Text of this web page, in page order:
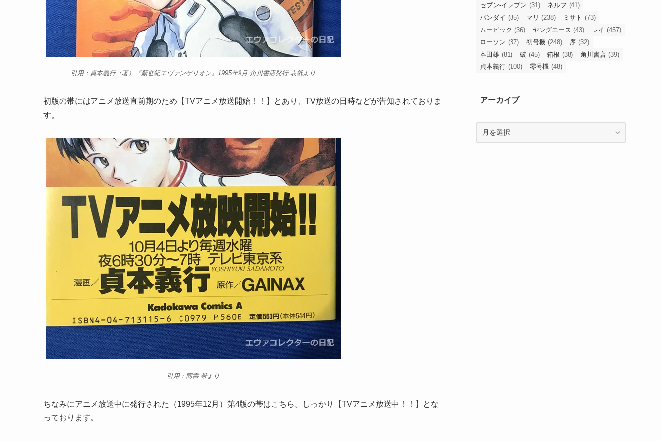
引用：貞本義行（著）『新世紀エヴァンゲリオン』1995年9月 角川書店発行 表紙より
初版の帯にはアニメ放送直前期のため【TVアニメ放送開始！！】とあり、TV放送の日時などが告知されておりま
す。
引用：同書 帯より
ちなみにアニメ放送中に発行された（1995年12月）第4版の帯はこちら。しっかり【TVアニメ放送中！！】とな
っております。
セブン-イレブン (31) ネルフ (41)
バンダイ (85) マリ (238) ミサト (73)
ムービック (36) ヤングエース (43) レイ (457)
ローソン (37) 初号機 (248) 序 (32)
本田雄 (81) 破 (45) 箱根 (38) 角川書店 (39)
貞本義行 (100) 零号機 (48)
アーカイブ